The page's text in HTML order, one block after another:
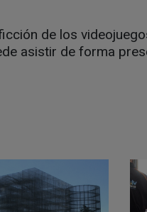
de los
asistir de forma